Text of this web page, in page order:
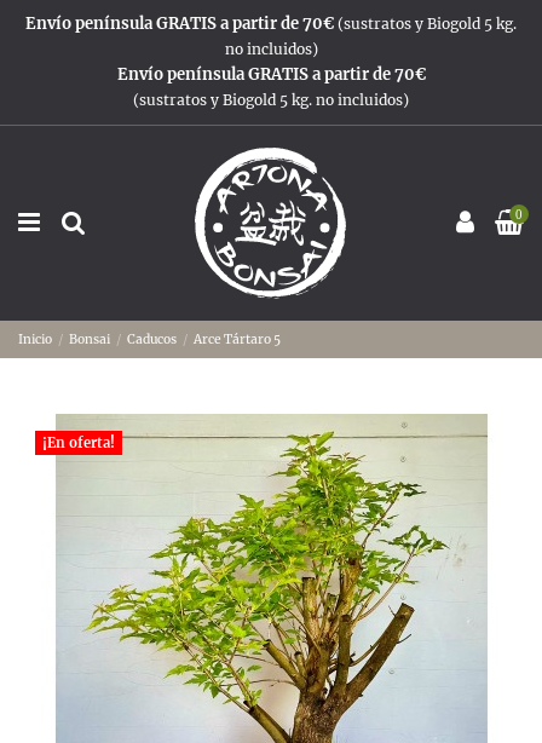
Envío península GRATIS a partir de 70€ (sustratos y Biogold 5 kg.
no incluidos)
Envío península GRATIS a partir de 70€
(sustratos y Biogold 5 kg. no incluidos)
0
Inicio Bonsai Caducos Arce Tártaro 5
¡En oferta!